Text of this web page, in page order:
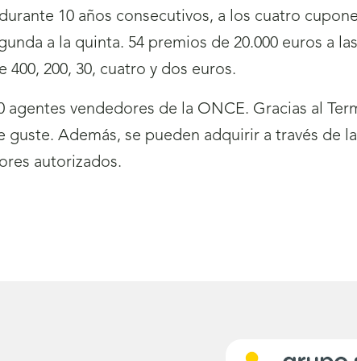
10 años consecutivos, a los cuatro
a la quinta. 54 premios de 20.000 euros a
200, 30, cuatro y dos euros.
vendedores de la ONCE. Gracias al
Además, se pueden adquirir a través de
autorizados.